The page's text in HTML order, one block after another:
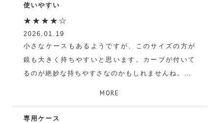
かい
使いやすい
★★★★☆
2026.01.19
小さなケースもあるようですが、このサイズの方が
鏡も大きく持ちやすいと思います。カーブが付いて
るのが絶妙な持ちやすさなのかもしれませんね。
MORE
専用ケース